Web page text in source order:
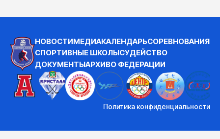
НОВОСТИМЕДИАКАЛЕНДАРЬСОРЕВНОВАНИЯ
СПОРТИВНЫЕ ШКОЛЫСУДЕЙСТВО
ДОКУМЕНТЫАРХИВО ФЕДЕРАЦИИ
Политика конфиденциальности